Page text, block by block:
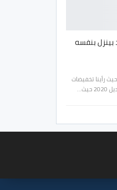
2020 – الاسد بينزل بنفسه
رأينا تخفيضات